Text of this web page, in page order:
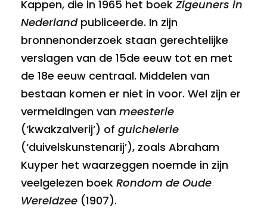
Kappen, die in 1965 het boek Zigeuners in
Nederlandpubliceerde. In zijn
bronnenonderzoek staan gerechtelijke
verslagen van de 15de eeuw tot en met
de 18e eeuw centraal. Middelen van
bestaan komen er niet in voor. Wel zijn er
vermeldingen van meesterie
(‘kwakzalverij’) of guichelerie
(‘duivelskunstenarij’), zoals Abraham
Kuyper het waarzeggen noemde in zijn
veelgelezen boek Rondom de Oude
Wereldzee (1907).